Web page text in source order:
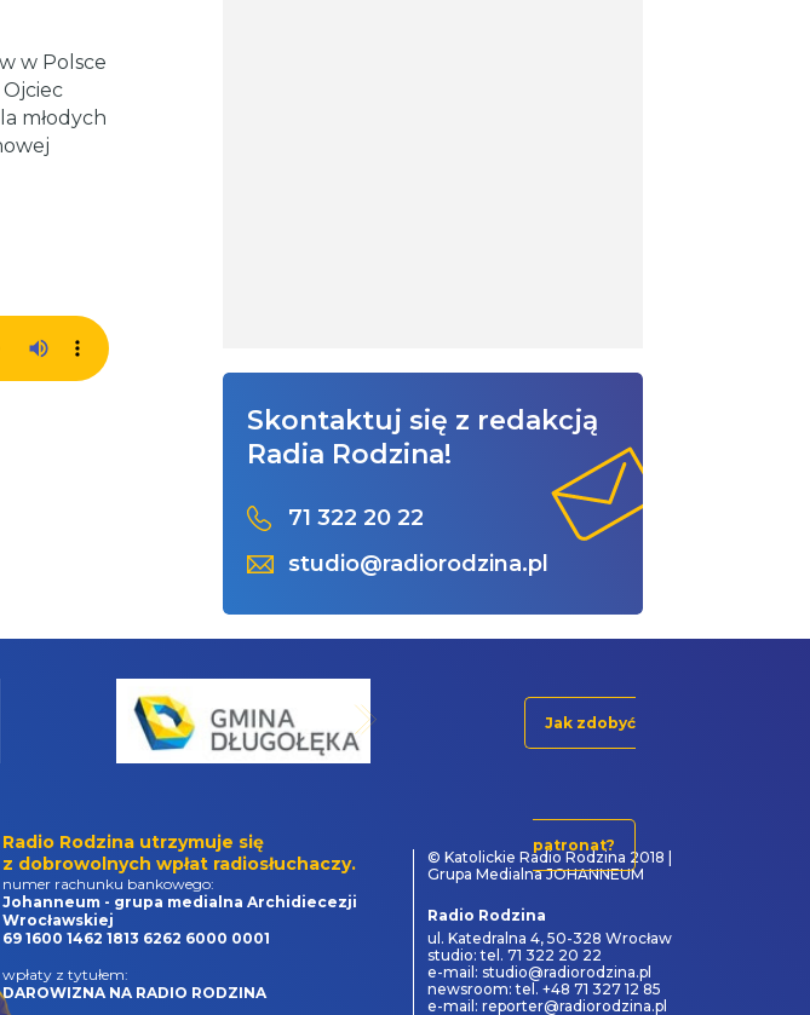
w Polsce
młodych
Skontaktuj się z redakcją
Radia Rodzina!
71 322 20 22
studio@radiorodzina.pl
Jak zdobyć
patronat?
Radio Rodzina utrzymuje się
z dobrowolnych wpłat radiosłuchaczy.
numer rachunku bankowego:
Johanneum - grupa medialna Archidiecezji
Wrocławskiej
69 1600 1462 1813 6262 6000 0001
wpłaty z tytułem:
DAROWIZNA NA RADIO RODZINA
© Katolickie Radio Rodzina 2018 |
Grupa Medialna JOHANNEUM
Radio Rodzina
ul. Katedralna 4, 50-328 Wrocław
studio: tel. 71 322 20 22
e-mail: studio@radiorodzina.pl
newsroom: tel. +48 71 327 12 85
e-mail: reporter@radiorodzina.pl